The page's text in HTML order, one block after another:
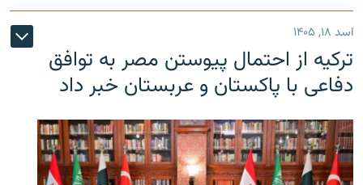
اسد ۱۸, ۱۴۰۵
ترکیه از احتمال پیوستن مصر به توافق
دفاعی با پاکستان و عربستان خبر داد